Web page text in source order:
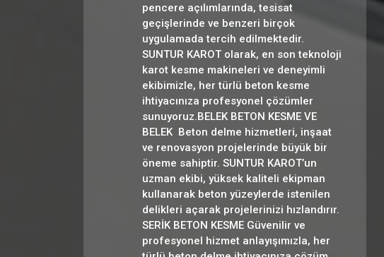
pencere açılımlarında, tesisat
geçişlerinde ve benzeri birçok
uygulamada tercih edilmektedir.
SUNTUR KAROT olarak, en son teknoloji
karot kesme makineleri ve deneyimli
ekibimizle, her türlü beton kesme
ihtiyacınıza profesyonel çözümler
sunuyoruz.BELEK BETON KESME VE
BELEK Beton delme hizmetleri, inşaat
ve renovasyon projelerinde büyük bir
öneme sahiptir. SUNTUR KAROT’un
uzman ekibi, yüksek kaliteli ekipman
kullanarak beton yüzeylerde istenilen
delikleri açarak projelerinizi hızlandırır.
SERİK BETON KESME Güvenilir ve
profesyonel hizmet anlayışımızla, her